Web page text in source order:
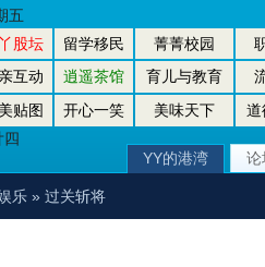
股坛 留学移民 菁菁校园
互动
逍遥茶馆 育儿与教育
贴图
开心一笑 美味天下
道
四
五
YY的港湾 论
乐» 过关斩将